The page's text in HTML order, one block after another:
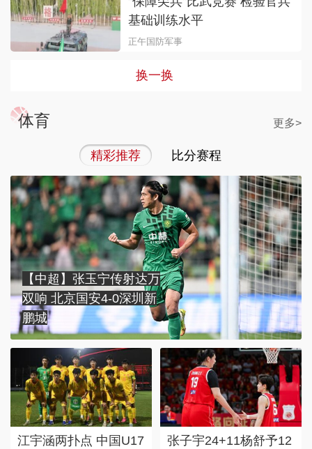
基础训练水平
正午国防军事
换一换
体育 更多>
精彩推荐 比分赛程
【中超】张玉宁传射达万
双响 北京国安4-0深圳新
鹏城
江宇涵两扑点 中国U17
张子宇24+11杨舒予12